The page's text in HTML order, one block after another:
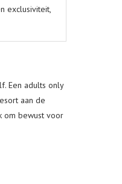
exclusiviteit,
Een adults only
aan de
om bewust voor